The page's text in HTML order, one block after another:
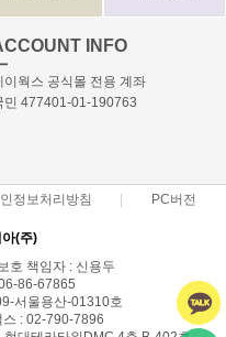
INFO
이웍스 공식몰 전용 계좌
민 477401-01-190763
정보처리방침 PC버전
(주)
호 책임자 : 신용두
86-67865
서울용산-01310호
: 02-790-7896